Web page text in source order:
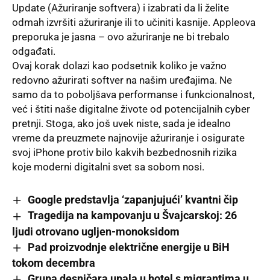
Update (Ažuriranje softvera) i izabrati da li želite
odmah izvršiti ažuriranje ili to učiniti kasnije. Appleova
preporuka je jasna – ovo ažuriranje ne bi trebalo
odgađati.
Ovaj korak dolazi kao podsetnik koliko je važno
redovno ažurirati softver na našim uređajima. Ne
samo da to poboljšava performanse i funkcionalnost,
već i štiti naše digitalne živote od potencijalnih cyber
pretnji. Stoga, ako još uvek niste, sada je idealno
vreme da preuzmete najnovije ažuriranje i osigurate
svoj iPhone protiv bilo kakvih bezbednosnih rizika
koje moderni digitalni svet sa sobom nosi.
Google predstavlja ‘zapanjujući’ kvantni čip
Tragedija na kampovanju u Švajcarskoj: 26
ljudi otrovano ugljen-monoksidom
Pad proizvodnje električne energije u BiH
tokom decembra